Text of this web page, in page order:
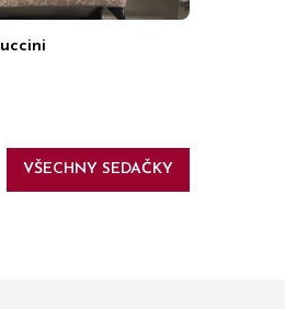
VŠECHNY SEDAČKY